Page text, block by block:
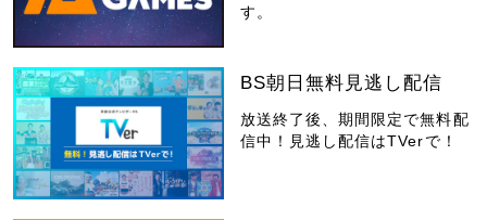
す。
BS朝日無料見逃し配信
放送終了後、期間限定で無料配
信中！見逃し配信はTVerで！